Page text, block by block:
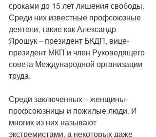
сроками до 15 лет лишения свободы.
Среди них известные профсоюзные
деятели, такие как Александр
Ярошук – президент БКДП, вице-
президент МКП и член Руководящего
совета Международной организации
труда.
Среди заключенных – женщины-
профсоюзницы и пожилые люди. И
многих из них называют
экстремистами, а некоторых даже